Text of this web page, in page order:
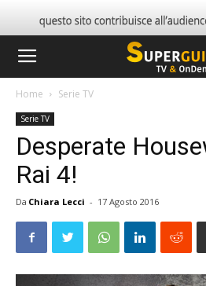
Home Serie TV
Serie TV
Desperate
Rai 4!
Da Chiara Lecci - 17 Agosto 2016